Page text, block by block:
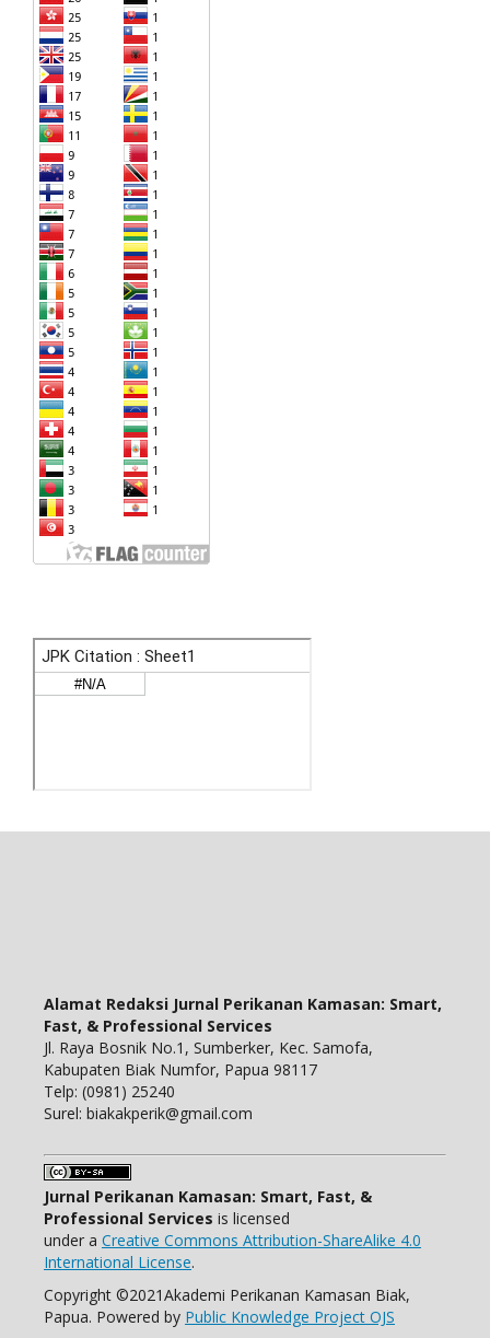
Alamat Redaksi Jurnal Perikanan Kamasan: Smart,
Fast, & Professional Services
Jl. Raya Bosnik No.1, Sumberker, Kec. Samofa,
Kabupaten Biak Numfor, Papua 98117
Telp: (0981) 25240
Surel: biakakperik@gmail.com
Jurnal Perikanan Kamasan: Smart, Fast, &
Professional Services is licensed
under a Creative Commons Attribution-ShareAlike 4.0
International License.
Copyright ©2021Akademi Perikanan Kamasan Biak,
Papua. Powered by Public Knowledge Project OJS